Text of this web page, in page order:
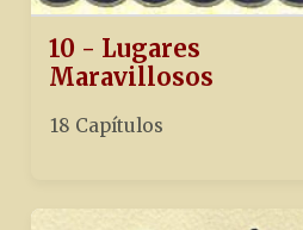
10 - Lugares
Maravillosos
18 Capítulos